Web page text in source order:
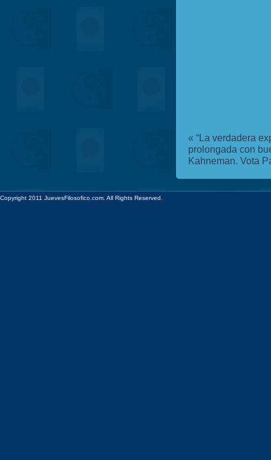
« “La verdadera
prolongada con
Kahneman. Vota
Copyright 2011 JuevesFilosofico.com. All Rights Reserved.